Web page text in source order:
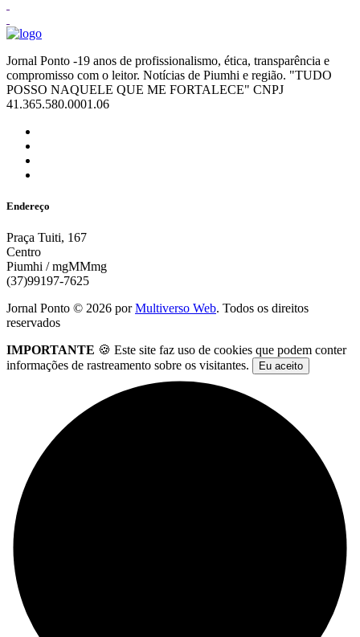
Jornal Ponto -19 anos de profissionalismo, ética, transparência e
compromisso com o leitor. Notícias de Piumhi e região. "TUDO
POSSO NAQUELE QUE ME FORTALECE" CNPJ
41.365.580.0001.06
Endereço
Praça Tuiti, 167
Centro
Piumhi / mgMMmg
(37)99197-7625
Jornal Ponto © 2026 porMultiverso Web. Todos os direitos
reservados
IMPORTANTE 🍪 Este site faz uso de cookies que podem conter
informações de rastreamento sobre os visitantes.
Eu aceito